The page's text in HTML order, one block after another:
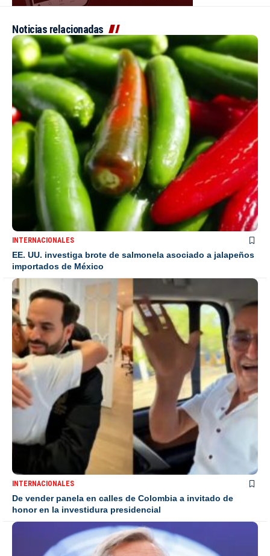
Noticias relacionadas
INTERNACIONALES
EE. UU. investiga brote de salmonela asociado a jalapeños
importados de México
INTERNACIONALES
De vender panela en calles de Colombia a invitado de
honor en la investidura presidencial